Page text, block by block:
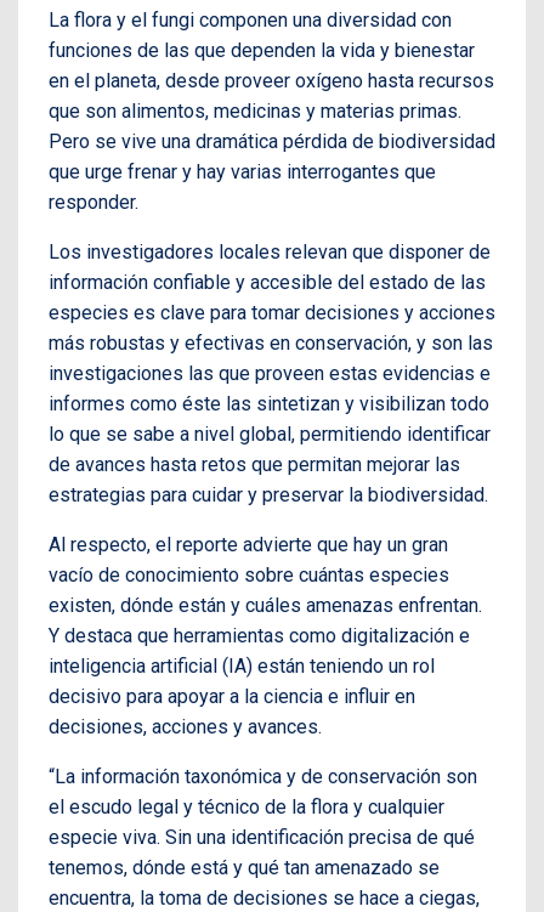
La flora y el fungi componen una diversidad con
funciones de las que dependen la vida y bienestar
en el planeta, desde proveer oxígeno hasta recursos
que son alimentos, medicinas y materias primas.
Pero se vive una dramática pérdida de biodiversidad
que urge frenar y hay varias interrogantes que
responder.
Los investigadores locales relevan que disponer de
información confiable y accesible del estado de las
especies es clave para tomar decisiones y acciones
más robustas y efectivas en conservación, y son las
investigaciones las que proveen estas evidencias e
informes como éste las sintetizan y visibilizan todo
lo que se sabe a nivel global, permitiendo identificar
de avances hasta retos que permitan mejorar las
estrategias para cuidar y preservar la biodiversidad.
Al respecto, el reporte advierte que hay un gran
vacío de conocimiento sobre cuántas especies
existen, dónde están y cuáles amenazas enfrentan.
Y destaca que herramientas como digitalización e
inteligencia artificial (IA) están teniendo un rol
decisivo para apoyar a la ciencia e influir en
decisiones, acciones y avances.
“La información taxonómica y de conservación son
el escudo legal y técnico de la flora y cualquier
especie viva. Sin una identificación precisa de qué
tenemos, dónde está y qué tan amenazado se
encuentra, la toma de decisiones se hace a ciegas,